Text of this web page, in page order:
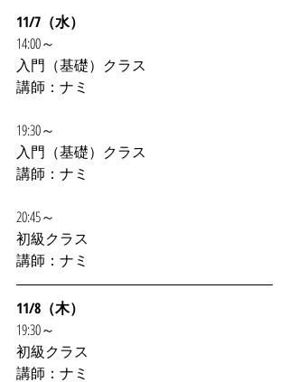
11/7（水）
14:00～
入門（基礎）クラス
講師：ナミ
19:30～
入門（基礎）クラス
講師：ナミ
20:45～
初級クラス
講師：ナミ
11/8（木）
19:30～
初級クラス
講師：ナミ